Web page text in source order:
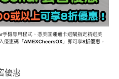
優惠